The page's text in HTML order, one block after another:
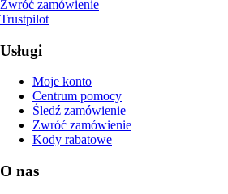
Zwróć zamówienie
Trustpilot
Usługi
Moje konto
Centrum pomocy
Śledź zamówienie
Zwróć zamówienie
Kody rabatowe
O nas